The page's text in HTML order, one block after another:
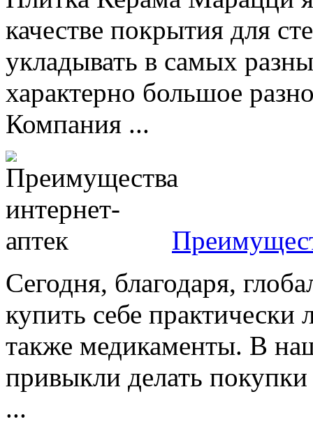
качестве покрытия для
укладывать в самых
характерно большое
Компания ...
Сегодня, благодаря,
купить себе
также медикаменты. В
привыкли делать
...